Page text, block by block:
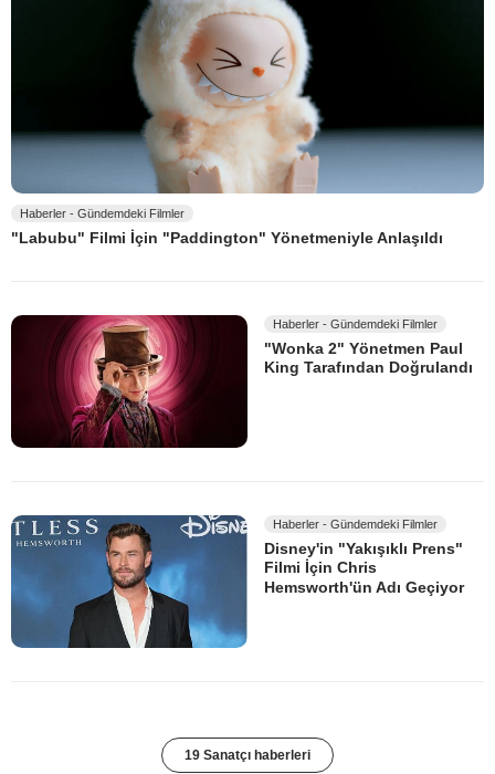
Haberler - Gündemdeki Filmler
"Labubu" Filmi İçin "Paddington" Yönetmeniyle Anlaşıldı
Haberler - Gündemdeki Filmler
"Wonka 2" Yönetmen Paul
King Tarafından Doğrulandı
Haberler - Gündemdeki Filmler
Disney'in "Yakışıklı Prens"
Filmi İçin Chris
Hemsworth'ün Adı Geçiyor
19 Sanatçı haberleri